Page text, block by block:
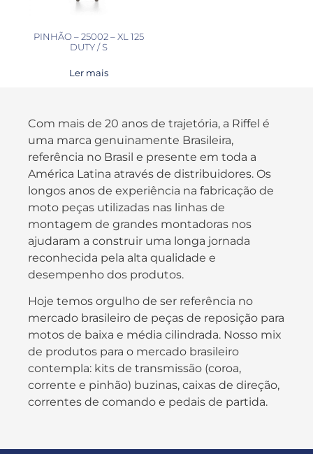
PINHÃO – 25002 – XL 125
DUTY / S
Ler mais
Com mais de 20 anos de trajetória, a Riffel é
uma marca genuinamente Brasileira,
referência no Brasil e presente em toda a
América Latina através de distribuidores. Os
longos anos de experiência na fabricação de
moto peças utilizadas nas linhas de
montagem de grandes montadoras nos
ajudaram a construir uma longa jornada
reconhecida pela alta qualidade e
desempenho dos produtos.
Hoje temos orgulho de ser referência no
mercado brasileiro de peças de reposição para
motos de baixa e média cilindrada. Nosso mix
de produtos para o mercado brasileiro
contempla: kits de transmissão (coroa,
corrente e pinhão) buzinas, caixas de direção,
correntes de comando e pedais de partida.